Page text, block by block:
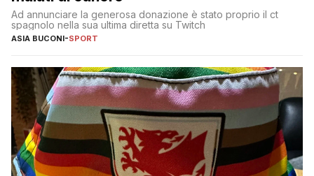
Ad annunciare la generosa donazione è stato proprio il ct
spagnolo nella sua ultima diretta su Twitch
ASIA BUCONI-SPORT